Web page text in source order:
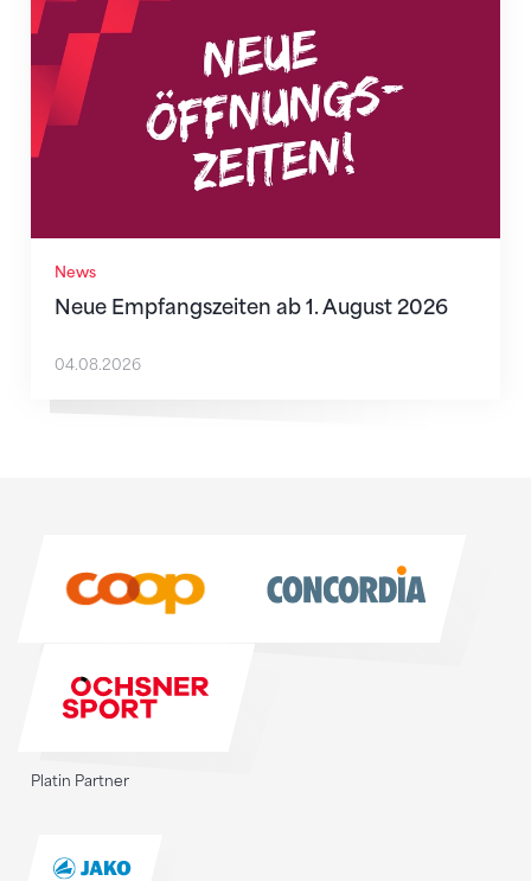
News
Neue Empfangszeiten ab 1. August 2026
04.08.2026
Platin Partner